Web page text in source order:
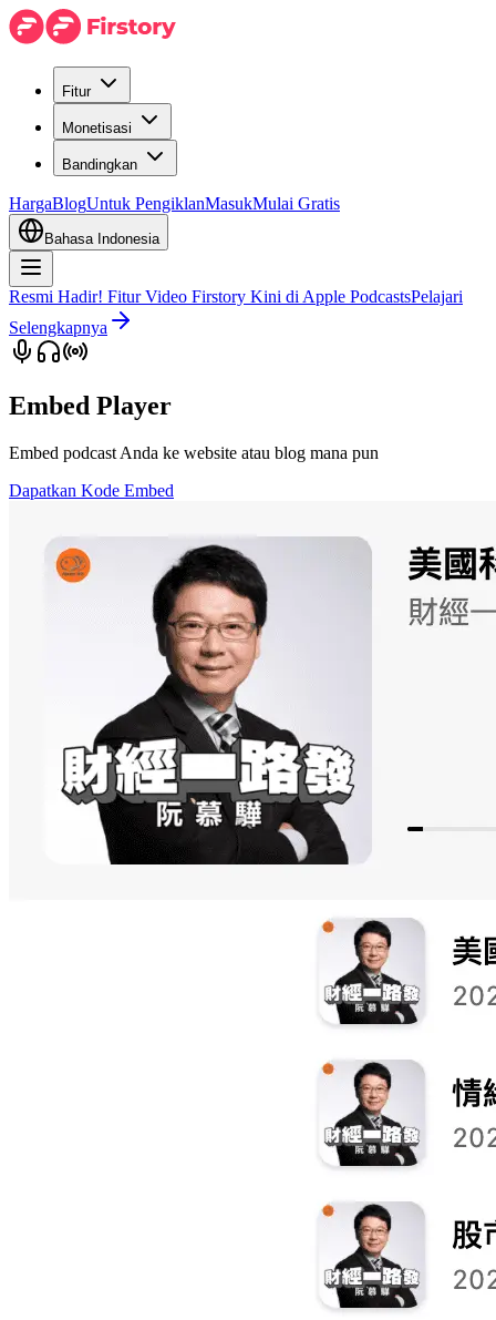
Fitur
Monetisasi
Bandingkan
HargaBlogUntuk PengiklanMasukMulai Gratis
Bahasa Indonesia
Resmi Hadir! Fitur Video Firstory Kini di Apple PodcastsPelajari
Selengkapnya
Embed Player
Embed podcast Anda ke website atau blog mana pun
Dapatkan Kode Embed